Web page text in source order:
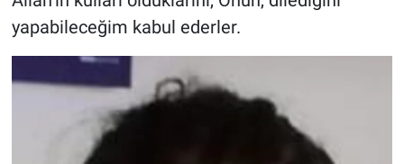
yapabileceğim kabul ederler.
Çevre
Haberde İnsan